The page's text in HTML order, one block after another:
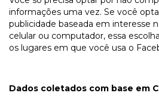
informações uma vez. Se você
publicidade baseada em interesse
celular ou computador, essa
os lugares em que você usa o
Dados coletados com base em